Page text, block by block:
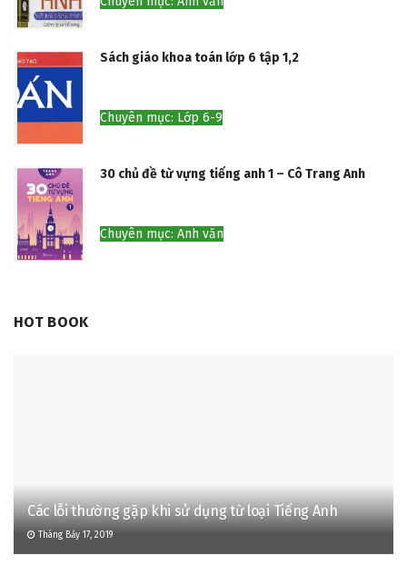
Sách giáo khoa toán lớp 6 tập 1,2
Chuyên mục: Lớp 6-9
30 chủ đề từ vựng tiếng anh 1 – Cô Trang Anh
Chuyên mục: Anh văn
HOT BOOK
Các lỗi thường gặp khi sử dụng từ loại Tiếng Anh
Tháng Bảy 17, 2019